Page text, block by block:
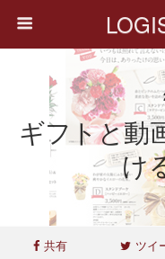
ギフトと動
け
共有 ツイ